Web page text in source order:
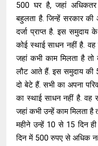
500 घर है, जहां अधिकतर
बहुलता है. जिन्हें सरकार
दर्जा प्राप्त है. इस
कोई स्थाई साधन नहीं है.
जहां कभी काम मिलता है
लौट आते हैं. इस समुदाय की
दो बेटे हैं. सभी का अपना
का स्थाई साधन नहीं है.
जहां कभी उन्हें काम मिलता
महीने उन्हें 10 से 15 दिन
दिन में 500 रुपए से अधिक